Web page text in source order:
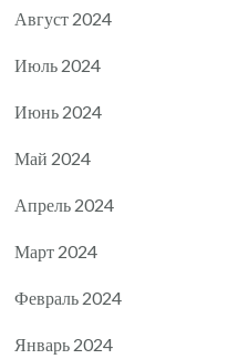
Август 2024
Июль 2024
Июнь 2024
Май 2024
Апрель 2024
Март 2024
Февраль 2024
Январь 2024